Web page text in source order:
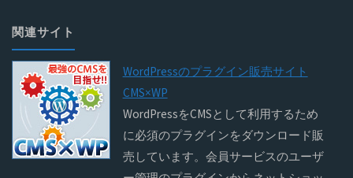
関連サイト
WordPressのプラグイン販売サイト
CMS×WP
WordPressをCMSとして利用するため
に必須のプラグインをダウンロード販
売しています。会員サービスのユーザ